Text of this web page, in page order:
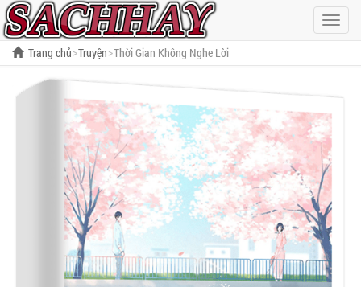
Hiện
menu
Trang chủ Truyện Thời Gian Không Nghe Lời